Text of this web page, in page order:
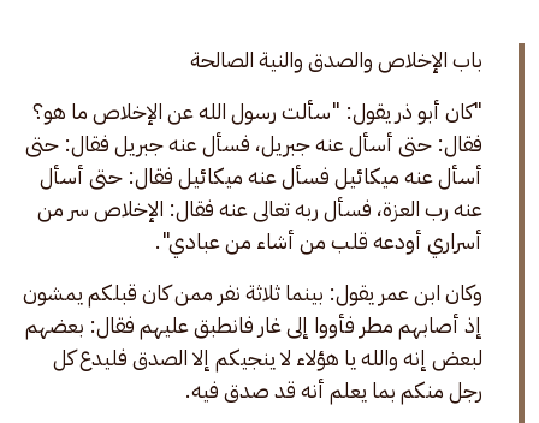
باب الإخلاص والصدق والنية الصالحة
"كان أبو ذر يقول: "سألت رسول الله عن الإخلاص ما هو؟
فقال: حتى أسأل عنه جبريل، فسأل عنه جبريل فقال: حتى
أسأل عنه ميكائيل فسأل عنه ميكائيل فقال: حتى أسأل
عنه رب العزة، فسأل ربه تعالى عنه فقال: الإخلاص سر من
أسراري أودعه قلب من أشاء من عبادي".
وكان ابن عمر يقول: بينما ثلاثة نفر ممن كان قبلكم يمشون
إذ أصابهم مطر فأووا إلى غار فانطبق عليهم فقال: بعضهم
لبعض إنه والله يا هؤلاء لا ينجيكم إلا الصدق فليدع كل
رجل منكم بما يعلم أنه قد صدق فيه.